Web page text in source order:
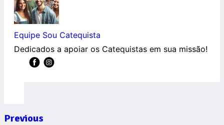
Equipe Sou Catequista
Dedicados a apoiar os Catequistas em sua missão!
Previous